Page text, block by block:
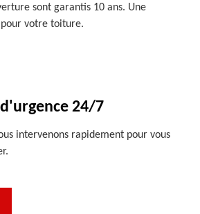
sont garantis 10 ans. Une
votre toiture.
24/7
intervenons rapidement pour vous